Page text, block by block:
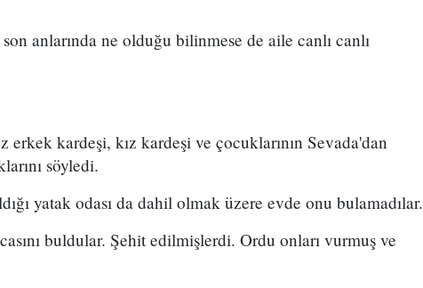
anlarında ne olduğu bilinmese de aile canlı canlı
kardeşi, kız kardeşi ve çocuklarının Sevada'dan
söyledi.
yatak odası da dahil olmak üzere evde onu bulamadılar.
buldular. Şehit edilmişlerdi. Ordu onları vurmuş ve